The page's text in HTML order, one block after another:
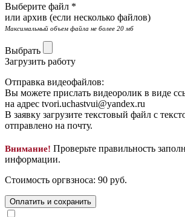
Выберите файл *
или архив (если несколько файлов)
Максимальный объем файла не более 20 мб
Выбрать
Загрузить работу
Отправка видеофайлов:
Вы можете прислать видеоролик в виде
на адрес tvori.uchastvui@yandex.ru
В заявку загрузите текстовый файл с
отправлено на почту.
Внимание! Проверьте правильность
информации.
Стоимость оргвзноса: 90 руб.
Оплатить и сохранить